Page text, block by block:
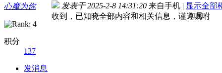
心魔为你
积分
137
发消息
发表于 2025-2-8 14:31:20 来自手机 | 显示全部
收到，已知晓全部内容和相关信息，谨遵嘱咐